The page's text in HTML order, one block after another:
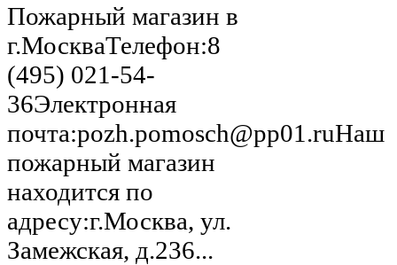
Пожарный магазин в
г.МоскваТелефон:8
(495) 021-54-
36Электронная
почта:pozh.pomosch@pp01.ruНаш
пожарный магазин
находится по
адресу:г.Москва, ул.
Замежская, д.236...